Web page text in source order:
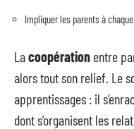
Impliquer les parents à chaque
Lacoopération entre
alors tout son relief. Le
apprentissages : il
dont s’organisent les